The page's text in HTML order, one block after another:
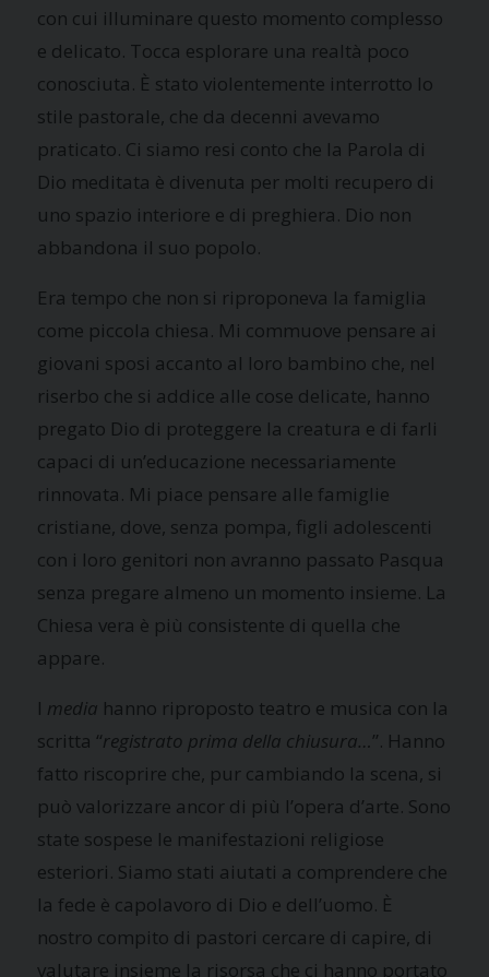
con cui illuminare questo momento complesso
e delicato. Tocca esplorare una realtà poco
conosciuta. È stato violentemente interrotto lo
stile pastorale, che da decenni avevamo
praticato. Ci siamo resi conto che la Parola di
Dio meditata è divenuta per molti recupero di
uno spazio interiore e di preghiera. Dio non
abbandona il suo popolo.
Era tempo che non si riproponeva la famiglia
come piccola chiesa. Mi commuove pensare ai
giovani sposi accanto al loro bambino che, nel
riserbo che si addice alle cose delicate, hanno
pregato Dio di proteggere la creatura e di farli
capaci di un’educazione necessariamente
rinnovata. Mi piace pensare alle famiglie
cristiane, dove, senza pompa, figli adolescenti
con i loro genitori non avranno passato Pasqua
senza pregare almeno un momento insieme. La
Chiesa vera è più consistente di quella che
appare.
I media hanno riproposto teatro e musica con la
scritta “registrato prima della chiusura…”. Hanno
fatto riscoprire che, pur cambiando la scena, si
può valorizzare ancor di più l’opera d’arte. Sono
state sospese le manifestazioni religiose
esteriori. Siamo stati aiutati a comprendere che
la fede è capolavoro di Dio e dell’uomo. È
nostro compito di pastori cercare di capire, di
valutare insieme la risorsa che ci hanno portato